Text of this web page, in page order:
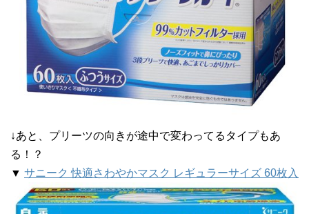
↓あと、プリーツの向きが途中で変わってるタイプもあ
る！？
▼ サニーク 快適さわやかマスク レギュラーサイズ 60枚入